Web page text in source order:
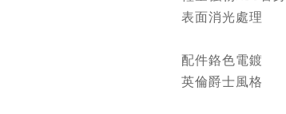
表面消光處理
配件鉻色電鍍
英倫爵士風格